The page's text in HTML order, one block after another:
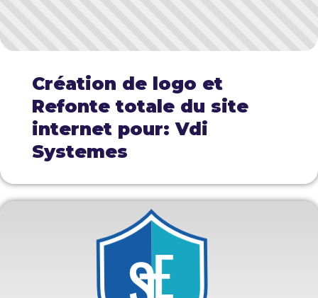
Création de logo et
Refonte totale du site
internet pour: Vdi
Systemes